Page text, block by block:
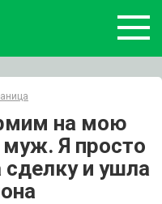
на мою
муж. Я просто
сделку и ушла